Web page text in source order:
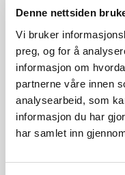
Denne nettsiden
Vi bruker
preg, og for å
informasjon om
partnerne våre innen
analysearbeid, som
informasjon du har
har samlet inn
Estimert
For at en kunde som
ta stilling til
forsterkning, må
hvor stort
minimum skal
og materialkostnader,